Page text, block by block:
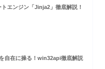
エンジン「Jinja2」徹底解説！
自在に操る！win32api徹底解説